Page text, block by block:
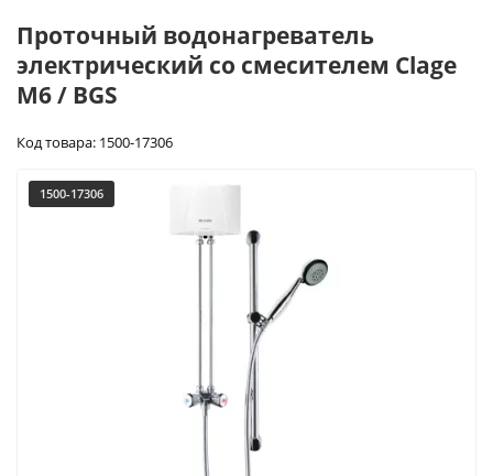
Проточный водонагреватель
электрический со смесителем Clage
M6 / BGS
Код товара: 1500-17306
1500-17306